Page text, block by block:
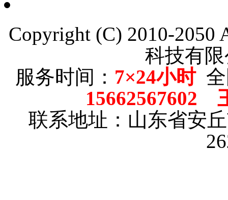
Copyright (C) 2010-2050
科技有
服务时间： 7×24小时全
15662567602
联系地址：山东省安